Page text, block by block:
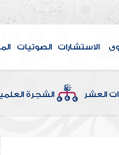
الاستشارات الصوتيات
العشر الشجرة